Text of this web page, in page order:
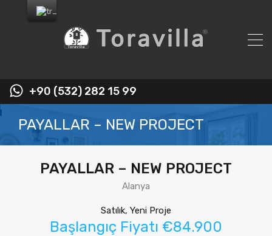
+90 (532) 282 15 99
PAYALLAR – NEW PROJECT
PAYALLAR – NEW PROJECT
Alanya
Satılık, Yeni Proje
Başlangıç Fiyatı €84.900